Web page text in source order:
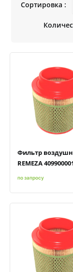
Сортировка :
Быстрый
Фильтр
REMEZA
по запросу
Быстрый